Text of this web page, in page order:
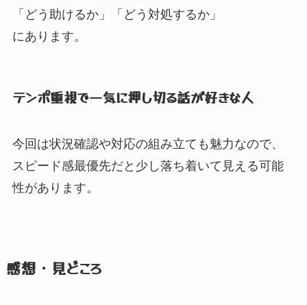
「どう助けるか」
「どう対処するか」
にあります。
テンポ重視で一気に押し切る話が好きな人
今回は状況確認や対応の組み立ても魅力なので、
スピード感最優先だと少し落ち着いて見える可能
性があります。
感想・見どころ